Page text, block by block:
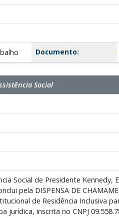
Documento:
Social
Social de Presidente
pela DISPENSA DE
de Residência Inclusiva
jurídica, inscrita no CNPJ